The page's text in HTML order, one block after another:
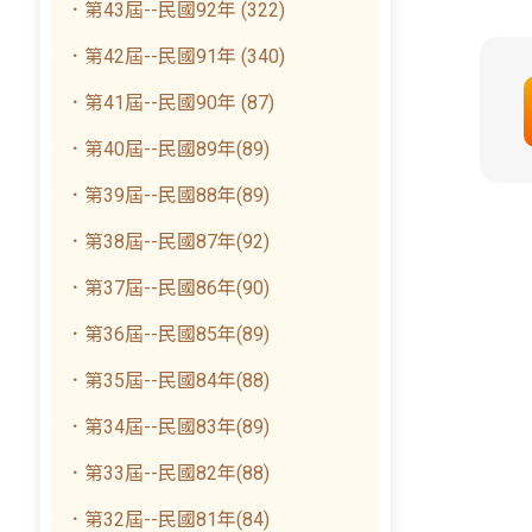
．第43屆--民國92年 (322)
．第42屆--民國91年 (340)
．第41屆--民國90年 (87)
．第40屆--民國89年(89)
．第39屆--民國88年(89)
．第38屆--民國87年(92)
．第37屆--民國86年(90)
．第36屆--民國85年(89)
．第35屆--民國84年(88)
．第34屆--民國83年(89)
．第33屆--民國82年(88)
．第32屆--民國81年(84)